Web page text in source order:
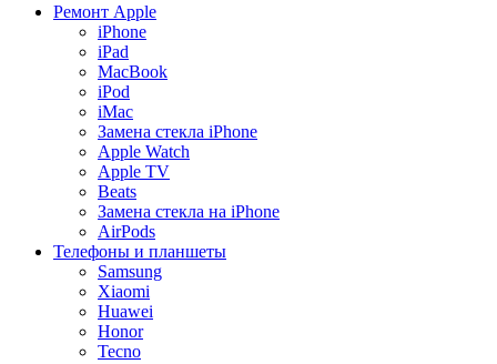
Ремонт Apple
iPhone
iPad
MacBook
iPod
iMac
Замена стекла iPhone
Apple Watch
Apple TV
Beats
Замена стекла на iPhone
AirPods
Телефоны и планшеты
Samsung
Xiaomi
Huawei
Honor
Tecno